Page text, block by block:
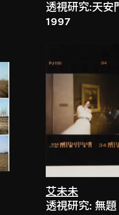
透視研究:天安
1997
艾未未
透視研究: 無題